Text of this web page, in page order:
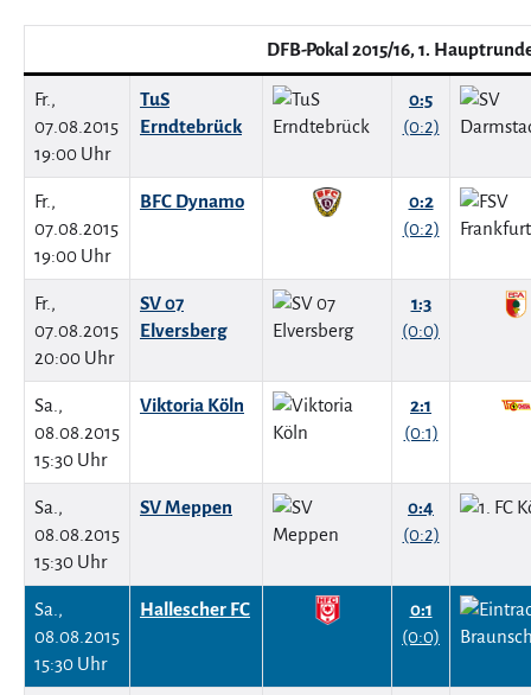
DFB-Pokal 2015/16, 1.
Fr.,
07.08.2015
19:00 Uhr
TuS
Erndtebrück
0:5
(0:2)
Fr.,
07.08.2015
19:00 Uhr
BFC Dynamo
0:2
(0:2)
Fr.,
07.08.2015
20:00 Uhr
SV 07
Elversberg
1:3
(0:0)
Sa.,
08.08.2015
15:30 Uhr
Viktoria Köln
2:1
(0:1)
Sa.,
08.08.2015
15:30 Uhr
SV Meppen
0:4
(0:2)
Sa.,
08.08.2015
15:30 Uhr
Hallescher FC
0:1
(0:0)